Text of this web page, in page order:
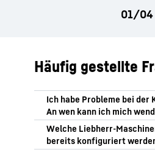
Häufig gestellte
Bei technischen